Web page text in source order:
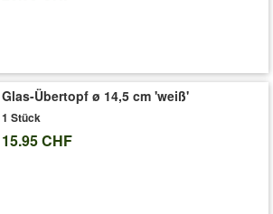
oder ein Platz im Badezimmer dankt das
Entwicklung.
Topf, ca. 30-35 cm hoch
Glas-Übertopf ø 14,5 cm 'weiß'
1 Stück
15.95 CHF